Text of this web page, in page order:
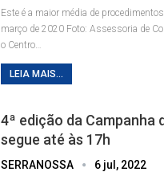
Este é a maior média de
março de 2020 Foto: Assessoria de
o Centro
LEIA MAIS...
4ª edição da Campanha
segue até às 17h
SERRANOSSA 6 jul, 2022